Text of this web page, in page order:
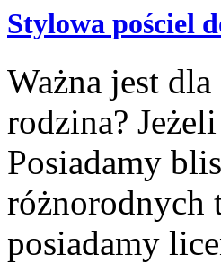
Stylowa pościel
Ważna jest
rodzina?
Posiadamy
różnorodnych
posiadamy